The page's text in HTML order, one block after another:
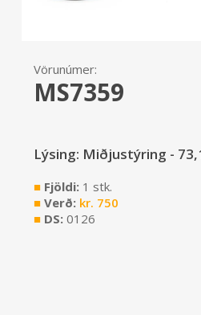
Vörunúmer:
MS7359
Lýsing: Miðjustýring -
■Fjöldi: 1 stk.
■Verð: kr. 750
■DS: 0126